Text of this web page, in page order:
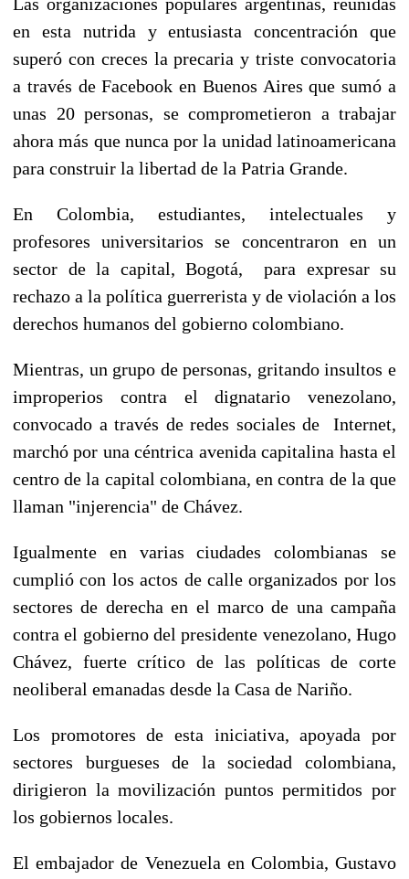
en esta nutrida y entusiasta concentración que
superó con creces la precaria y triste convocatoria
a través de Facebook en Buenos Aires que sumó a
unas 20 personas, se comprometieron a trabajar
ahora más que nunca por la unidad latinoamericana
para construir la libertad de la Patria Grande.
En Colombia, estudiantes, intelectuales y
profesores universitarios se concentraron en un
sector de la capital, Bogotá, para expresar su
rechazo a la política guerrerista y de violación a los
derechos humanos del gobierno colombiano.
Mientras, un grupo de personas, gritando insultos e
improperios contra el dignatario venezolano,
convocado a través de redes sociales de Internet,
marchó por una céntrica avenida capitalina hasta el
centro de la capital colombiana, en contra de la que
llaman "injerencia" de Chávez.
Igualmente en varias ciudades colombianas se
cumplió con los actos de calle organizados por los
sectores de derecha en el marco de una campaña
contra el gobierno del presidente venezolano, Hugo
Chávez, fuerte crítico de las políticas de corte
neoliberal emanadas desde la Casa de Nariño.
Los promotores de esta iniciativa, apoyada por
sectores burgueses de la sociedad colombiana,
dirigieron la movilización puntos permitidos por
los gobiernos locales.
El embajador de Venezuela en Colombia, Gustavo